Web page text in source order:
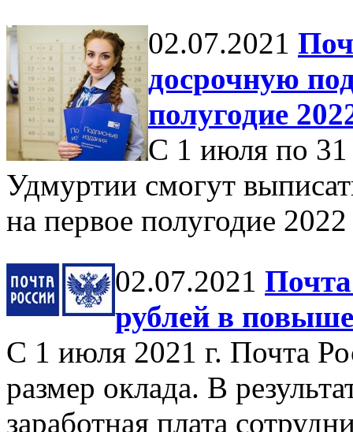
02.07.2021
досрочную
полугодие
С 1 июля по 31
Удмуртии смогут
на первое полугодие
02.07.2021
рублей в
С 1 июля 2021 г. Почта
размер оклада. В
заработная плата